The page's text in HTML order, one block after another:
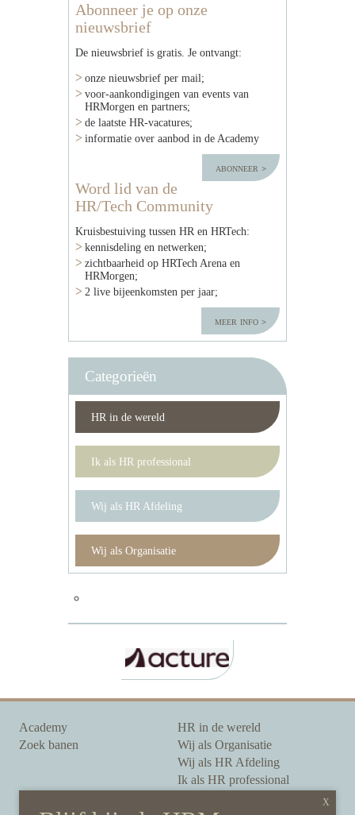
Abonneer je op onze
nieuwsbrief
De nieuwsbrief is gratis. Je ontvangt:
onze nieuwsbrief per mail;
voor-aankondigingen van events van
HRMorgen en partners;
de laatste HR-vacatures;
informatie over aanbod in de Academy
abonneer
Word lid van de
HR/Tech Community
Kruisbestuiving tussen HR en HRTech:
kennisdeling en netwerken;
zichtbaarheid op HRTech Arena en
HRMorgen;
2 live bijeenkomsten per jaar;
meer info
Categorieën
HR in de wereld
Ik als HR professional
Wij als HR Afdeling
Wij als Organisatie
Academy
Zoek banen
HR in de wereld
Wij als Organisatie
Wij als HR Afdeling
Ik als HR professional